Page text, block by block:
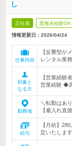
し
正社員 業種未経験OK
情報更新日：2026/04/24
仕事内容
【反響型が
レンタル業
対象と
なる方
【営業経験
営業経験 ◆
勤務地
＼転勤はあ
【雇入れ直
給与
【月給】
定いたしま